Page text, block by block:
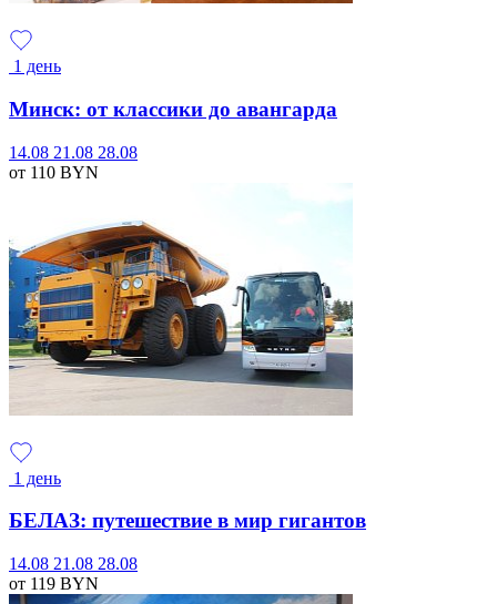
1 день
Минск: от классики до авангарда
14.08 21.08 28.08
от 110 BYN
1 день
БЕЛАЗ: путешествие в мир гигантов
14.08 21.08 28.08
от 119 BYN